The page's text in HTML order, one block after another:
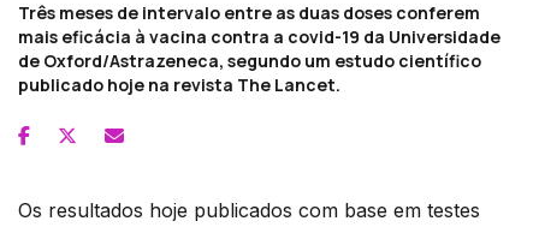
Três meses de intervalo entre as duas doses conferem
mais eficácia à vacina contra a covid-19 da Universidade
de Oxford/Astrazeneca, segundo um estudo científico
publicado hoje na revista The Lancet.
Os resultados hoje publicados com base em testes